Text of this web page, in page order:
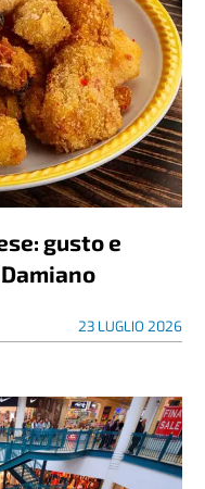
gusto e
23 LUGLIO 2026